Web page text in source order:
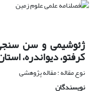
کرفتو، دیواندره،
نوع مقاله : مقاله پژوهشی
نویسندگان